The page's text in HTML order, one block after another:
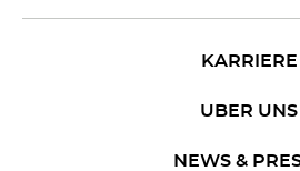
KARRIERE
UBER UNS
NEWS &